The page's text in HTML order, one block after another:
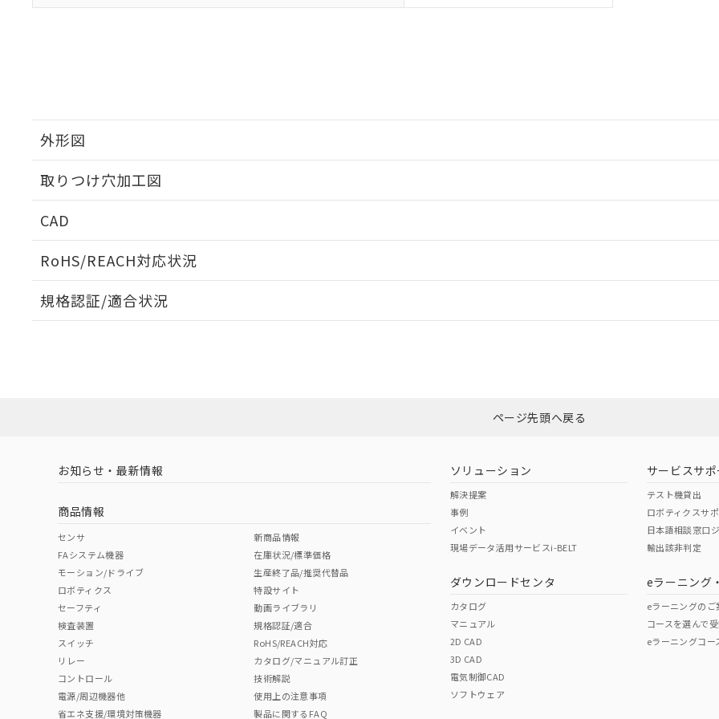
外形図
取りつけ穴加工図
CAD
RoHS/REACH対応状況
EU RoHS 注意事項・凡例
ダウンロードはこちら
中国 RoHS 注意事項・凡例
中国 RoHS表
Pb Hg Cr(VI)
"対応済み"や非含有の記載がされた商品であっても、流通在庫等で未対応品が混在する可能性があります。
非含有品が必要な際は、弊社営業部門もしくは販売店へお問い合わせください。
規格認証/適合状況
（イギリス
（ノルウェー
（日本
（アメリカ
この製品の規格認証/適合
その他の認証はこちらのページからご
ページ先頭へ戻る
お知らせ・最新情報
商品情報
センサ
FAシステム機器
モーション/ドライブ
ロボティクス
セーフティ
検査装置
スイッチ
リレー
コントロール
電源/周辺機器他
省エネ支援/環境対策機器
新商品情報
在庫状況/標準価格
生産終了品/推奨代替品
特設サイト
動画ライブラリ
規格認証/適合
RoHS/REACH対応
カタログ/マニュアル訂正
技術解説
使用上の注意事項
製品に関するFAQ
ソリューション
解決提案
事例
イベント
現場データ活用サービスi-BELT
ダウンロードセンタ
カタログ
マニュアル
2D CAD
3D CAD
電気制御CAD
ソフトウェア
サービスサポ
テスト機貸出
ロボティクスサ
日本語相談窓口
輸出該非判定
eラーニング
eラーニングのご
コースを選んで
eラーニングコー